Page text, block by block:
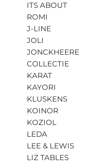
ITS ABOUT
ROMI
J-LINE
JOLI
JONCKHEERE
COLLECTIE
KARAT
KAYORI
KLUSKENS
KOINOR
KOZIOL
LEDA
LEE & LEWIS
LIZ TABLES